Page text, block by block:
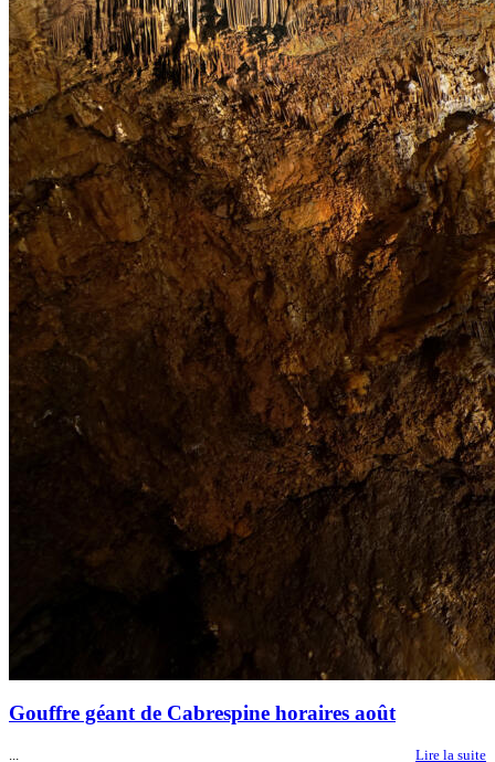
Gouffre géant de Cabrespine horaires août
Lire la suite